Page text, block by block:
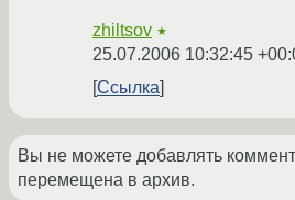
zhiltsov ★
25.07.2006 10:32:45
Ссылка
Вы не можете добавлять
перемещена в архив.